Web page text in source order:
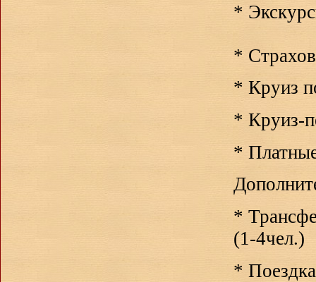
*
*
* Круиз
* Круиз-
*
*
(1-4чел.)
*